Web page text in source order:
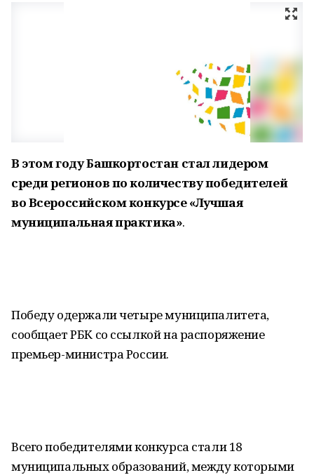
В этом году Башкортостан стал лидером
среди регионов по количеству победителей
во Всероссийском конкурсе «Лучшая
муниципальная практика».
Победу одержали четыре муниципалитета,
сообщает РБК со ссылкой на распоряжение
премьер-министра России.
Всего победителями конкурса стали 18
муниципальных образований, между которыми